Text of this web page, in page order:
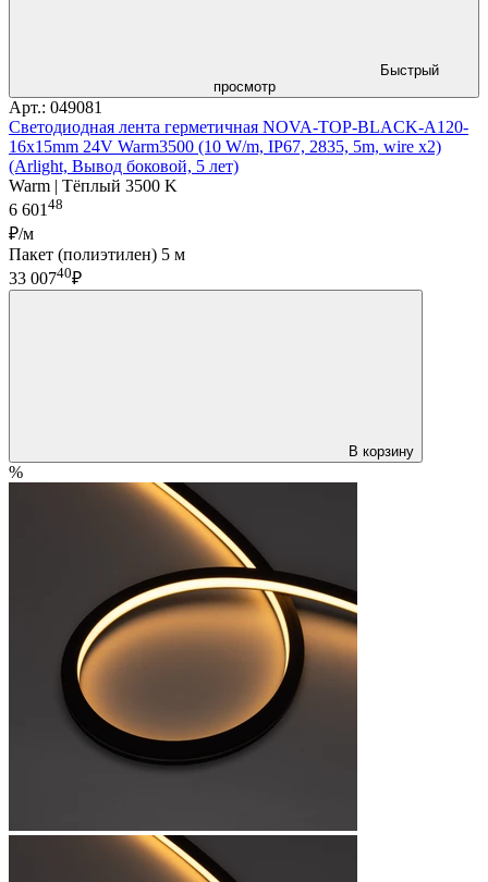
Быстрый
просмотр
Арт.: 049081
Светодиодная лента герметичная NOVA-TOP-BLACK-A120-
16x15mm 24V Warm3500 (10 W/m, IP67, 2835, 5m, wire x2)
(Arlight, Вывод боковой, 5 лет)
Warm | Тёплый 3500 K
6 60148
₽/м
Пакет (полиэтилен) 5 м
33 00740₽
В корзину
%